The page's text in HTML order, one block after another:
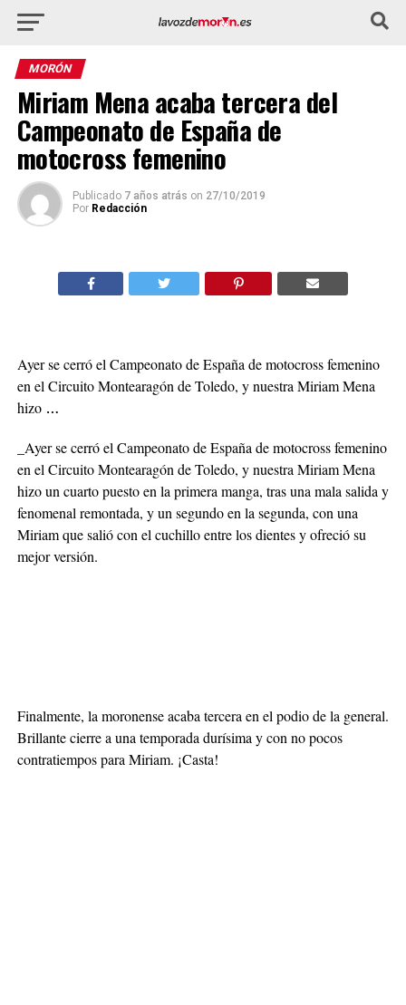
MORÓN
Miriam Mena acaba tercera del
Campeonato de España de
motocross femenino
Publicado 7 años atrás on 27/10/2019
Por Redacción
Ayer se cerró el Campeonato de España de motocross femenino
en el Circuito Montearagón de Toledo, y nuestra Miriam Mena
hizo …
_Ayer se cerró el Campeonato de España de motocross femenino
en el Circuito Montearagón de Toledo, y nuestra Miriam Mena
hizo un cuarto puesto en la primera manga, tras una mala salida y
fenomenal remontada, y un segundo en la segunda, con una
Miriam que salió con el cuchillo entre los dientes y ofreció su
mejor versión.
Finalmente, la moronense acaba tercera en el podio de la general.
Brillante cierre a una temporada durísima y con no pocos
contratiempos para Miriam. ¡Casta!